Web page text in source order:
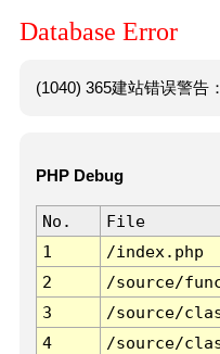
Database Error
(1040) 365建站错误警告
PHP Debug
No. File
1
/index.php
2
/source/
3
/source/
4
/source/